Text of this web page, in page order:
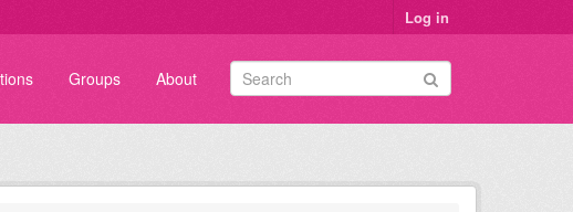
Log in
Groups About